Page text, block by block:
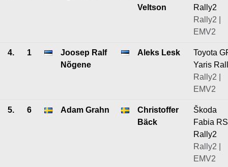
Veltson
Rally2
Rally2 |
EMV2
4. 1
Joosep Ralf
Nõgene
Aleks Lesk
Toyota
Yaris
Rally2 |
EMV2
5. 6 Adam Grahn
Christoffer
Bäck
Škoda
Fabia RS
Rally2
Rally2 |
EMV2